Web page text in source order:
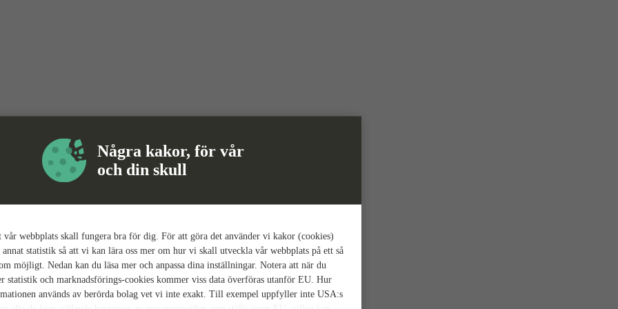
Några kakor, för vår
och din skull
webbplats skall fungera bra för dig. För att göra det använder vi kakor (cookies)
statistik så att vi kan lära oss mer om hur vi skall utveckla vår webbplats på ett så
möjligt. Nedan kan du läsa mer och anpassa dina inställningar. Notera att när du
statistik och marknadsförings-cookies kommer viss data överföras utanför EU. Hur
används av berörda bolag vet vi inte exakt. Till exempel uppfyller inte USA:s